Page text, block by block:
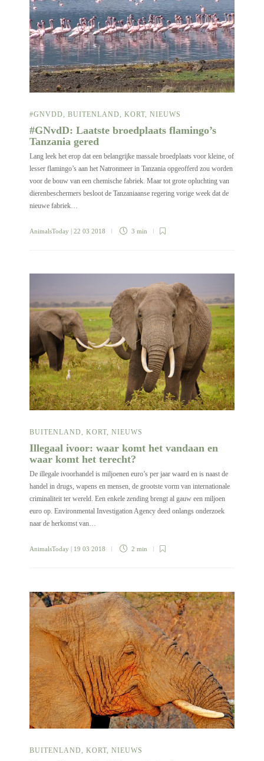
#GNVDD BUITENLAND KORT NIEUWS
#GNvdD: Laatste broedplaats flamingo’s
Tanzania gered
Lang leek het erop dat een belangrijke massale broedplaats voor kleine, of
lesser flamingo’s aan het Natronmeer in Tanzania opgeofferd zou worden
voor de bouw van een chemische fabriek. Maar tot grote opluchting van
dierenbeschermers besloot de Tanzaniaanse regering vorige week dat de
nieuwe fabriek…
AnimalsToday | 22 03 2018 3 min
BUITENLAND KORT NIEUWS
Illegaal ivoor: waar komt het vandaan en
waar komt het terecht?
De illegale ivoorhandel is miljoenen euro’s per jaar waard en is naast de
handel in drugs, wapens en mensen, de grootste vorm van internationale
criminaliteit ter wereld. Een enkele zending brengt al gauw een miljoen
euro op. Environmental Investigation Agency deed onlangs onderzoek
naar de herkomst van…
AnimalsToday | 19 03 2018 2 min
BUITENLAND KORT NIEUWS